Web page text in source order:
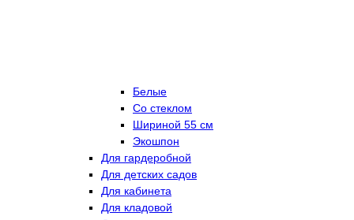
Белые
Со стеклом
Шириной 55 см
Экошпон
Для гардеробной
Для детских садов
Для кабинета
Для кладовой